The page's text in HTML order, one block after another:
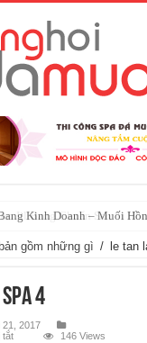
Kinh Doanh – Muối
gồm những gì / le tan
4
21, 2017
tắtở
146 Views